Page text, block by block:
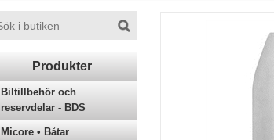
Biltillbehör och
reservdelar - BDS
Micore • Båtar